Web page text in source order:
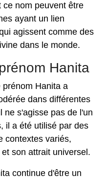
nom peuvent être
ayant un lien
agissent comme des
dans le monde.
Hanita
prénom Hanita a
dans différentes
ne s'agisse pas de l'un
il a été utilisé par des
contextes variés,
son attrait universel.
continue d'être un